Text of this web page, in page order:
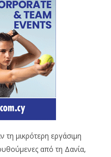
τη μικρότερη εργάσιμη
από τη Δανία,